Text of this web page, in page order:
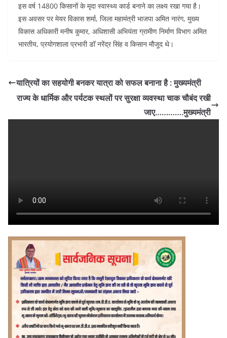
इस वर्ष 14800 किसानों के मृदा स्वास्थ्य कार्ड बनाने का लक्ष्य रखा गया है।
इस अवसर पर मेयर विकास शर्मा, जिला महामंत्री भाजपा अमित नारंग, मुख्य
विकास अधिकारी मनीष कुमार, अधिशासी अभियंता ग्रामीण निर्माण विभाग अमित
भारतीय, प्रयोगशाला प्रभारी डॉ नरेंद्र सिंह व किसान मौजूद थे।
यात्रियों का सहयोगी बनकर यात्रा को सफल बनाना है : मुख्यमंत्री
राज्य के धार्मिक और पर्यटक स्थलों पर सुरक्षा व्यवस्था चाक चौबंद रखी
जाए………….मुख्यमंत्री